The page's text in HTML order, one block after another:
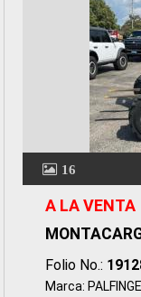
16
A LA VENTA
Folio No.:
Marca: